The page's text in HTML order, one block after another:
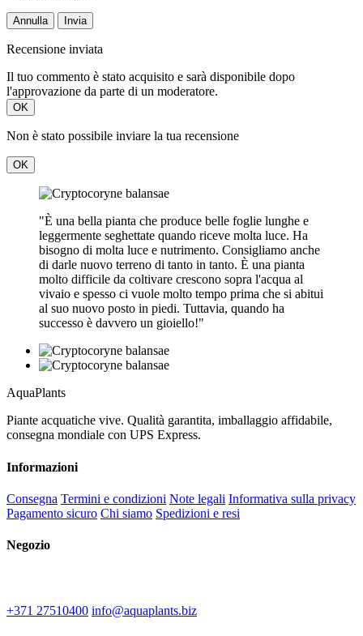
Annulla Invia
Recensione inviata
Il tuo commento è stato acquisito e sarà disponibile dopo
l'approvazione da parte di un moderatore.
OK
Non è stato possibile inviare la tua recensione
OK
"È una bella pianta che produce belle foglie lunghe e
leggermente seghettate quando riceve molta luce. Ha
bisogno di molta luce e nutrimento. Consigliamo anche
di darle nuovo terreno di tanto in tanto. È una pianta
molto difficile da coltivare crescono sopra l'acqua al
vivaio e spesso ci vuole molto tempo prima che si abitui
al suo nuovo posto in piedi. Tuttavia, quando ha
successo è davvero un gioiello!"
AquaPlants
Piante acquatiche vive. Qualità garantita, imballaggio affidabile,
consegna mondiale con UPS Express.
Informazioni
Consegna Termini e condizioni Note legali Informativa sulla privacy
Pagamento sicuro Chi siamo Spedizioni e resi
Negozio
+371 27510400 info@aquaplants.biz